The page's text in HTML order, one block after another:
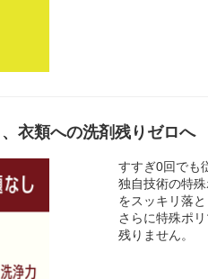
衣類への洗剤残りゼロへ
すすぎ0回でも
独自技術の特
をスッキリ落と
さらに特殊ポ
残りません。